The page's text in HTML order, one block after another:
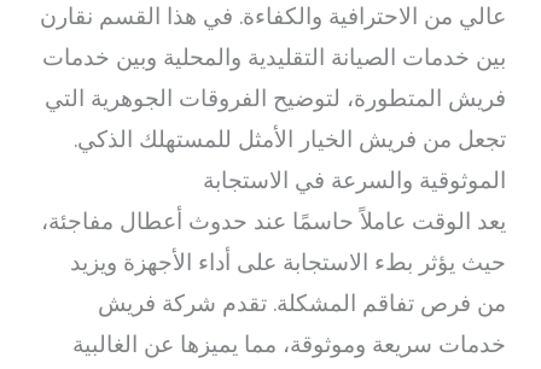
عالي من الاحترافية والكفاءة. في هذا القسم نقارن
بين خدمات الصيانة التقليدية والمحلية وبين خدمات
فريش المتطورة، لتوضيح الفروقات الجوهرية التي
تجعل من فريش الخيار الأمثل للمستهلك الذكي.
الموثوقية والسرعة في الاستجابة
يعد الوقت عاملاً حاسمًا عند حدوث أعطال مفاجئة،
حيث يؤثر بطء الاستجابة على أداء الأجهزة ويزيد
من فرص تفاقم المشكلة. تقدم شركة فريش
خدمات سريعة وموثوقة، مما يميزها عن الغالبية